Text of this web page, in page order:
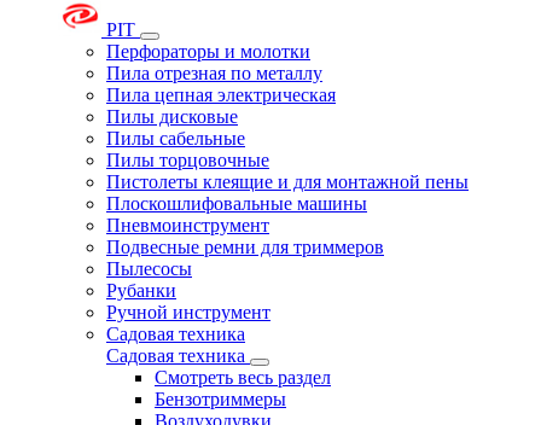
PIT
Перфораторы и молотки
Пила отрезная по металлу
Пила цепная электрическая
Пилы дисковые
Пилы сабельные
Пилы торцовочные
Пистолеты клеящие и для монтажной пены
Плоскошлифовальные машины
Пневмоинструмент
Подвесные ремни для триммеров
Пылесосы
Рубанки
Ручной инструмент
Садовая техника
Садовая техника
Смотреть весь раздел
Бензотриммеры
Воздуходувки